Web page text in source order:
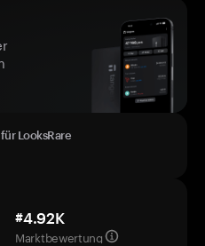
LooksRare
#4.92K
Marktbewertung